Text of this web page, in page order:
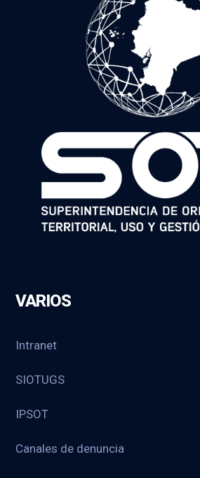
VARIOS
Intranet
SIOTUGS
IPSOT
Canales de denuncia